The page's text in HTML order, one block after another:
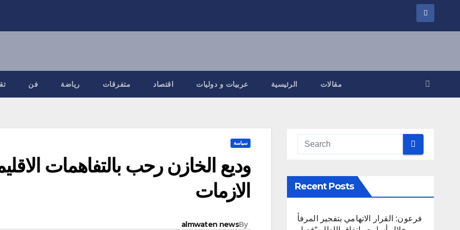
فن رياضة متفرقات اقتصاد عربيات و دوليات الرئيسية مقالات
سياسة
وديع الخازن رحب بالتفاهمات
الازمات
By
almwaten news
Recent Posts
فرعون: القرار الاتهامي بتفجير المرفأ